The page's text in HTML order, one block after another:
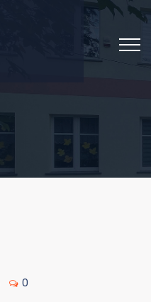
0